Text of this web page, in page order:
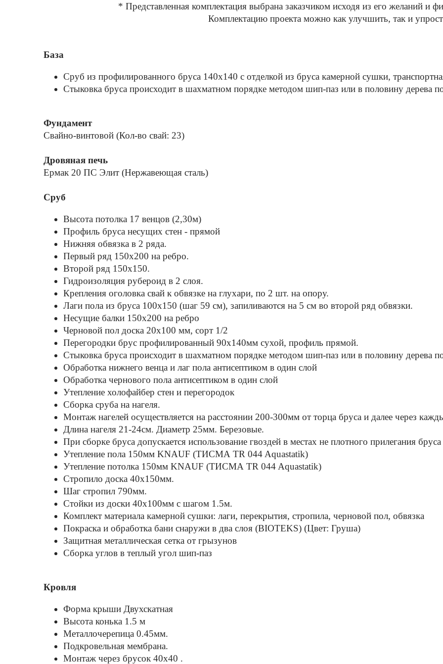
* Представленная комплектация выбрана заказчиком исходя из его желаний и
Комплектацию проекта можно как улучшить, так и
База
Сруб из профилированного бруса 140x140 с отделкой из бруса камерной сушки,
Стыковка бруса происходит в шахматном порядке методом шип-паз или в половину дерева
Фундамент
Свайно-винтовой (Кол-во свай: 23)
Дровяная печь
Ермак 20 ПС Элит (Нержавеющая сталь)
Сруб
Высота потолка 17 венцов (2,30м)
Профиль бруса несущих стен - прямой
Нижняя обвязка в 2 ряда.
Первый ряд 150x200 на ребро.
Второй ряд 150x150.
Гидроизоляция рубероид в 2 слоя.
Крепления оголовка свай к обвязке на глухари, по 2 шт. на опору.
Лаги пола из бруса 100х150 (шаг 59 см), запиливаются на 5 см во второй ряд обвязки.
Несущие балки 150x200 на ребро
Черновой пол доска 20х100 мм, сорт 1/2
Перегородки брус профилированный 90х140мм сухой, профиль прямой.
Стыковка бруса происходит в шахматном порядке методом шип-паз или в половину дерева
Обработка нижнего венца и лаг пола антисептиком в один слой
Обработка чернового пола антисептиком в один слой
Утепление холофайбер стен и перегородок
Сборка сруба на нагеля.
Монтаж нагелей осуществляется на расстоянии 200-300мм от торца бруса и далее через
Длина нагеля 21-24см. Диаметр 25мм. Березовые.
При сборке бруса допускается использование гвоздей в местах не плотного прилегания
Утепление пола 150мм KNAUF (ТИСМА TR 044 Aquastatik)
Утепление потолка 150мм KNAUF (ТИСМА TR 044 Aquastatik)
Стропило доска 40x150мм.
Шаг стропил 790мм.
Стойки из доски 40х100мм с шагом 1.5м.
Комплект материала камерной сушки: лаги, перекрытия, стропила, черновой пол, обвязка
Покраска и обработка бани снаружи в два слоя (BIOTEKS) (Цвет: Груша)
Защитная металлическая сетка от грызунов
Сборка углов в теплый угол шип-паз
Кровля
Форма крыши Двухскатная
Высота конька 1.5 м
Металлочерепица 0.45мм.
Подкровельная мембрана.
Монтаж через брусок 40x40 .